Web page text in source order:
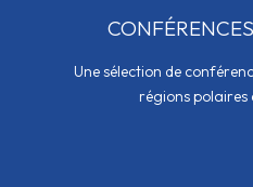
Une sélection de
régions polaires